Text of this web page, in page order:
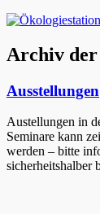
Archiv
Ausstellungen
Austellungen in
Seminare kann
werden – bitte
sicherheitshalber